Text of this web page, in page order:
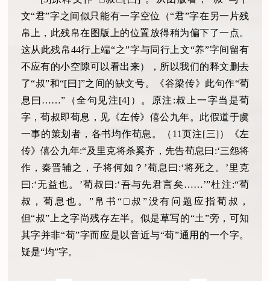
文“君”字之间似只能有一字空位（“君”字在另一片残
帛上，此残帛在图版上的位置放得稍为偏下了一点。
这从此残帛44行上端“之”字与同行上文“养”字间留有
不应有的小空隙可以看出来），所以我们的释文删去
了“叔”和“[曰]”之间的缺文号。《谷梁传》此句作“荀
息曰……”（全句见注[4]）。原注:叔上一字当是荀
字，荀叔即荀息，见《左传》僖公九年。此假道于虞
一事的策划者，各书均作荀息。（11页注[三]）《左
传》僖公九年:“及里克将杀奚齐，先告荀息曰:‘三怨将
作，秦晋辅之，子将何如？’荀息曰:‘将死之。’里克
曰:‘无益也。’荀叔曰:‘吾与先君言矣……’”杜注:“荀
叔，荀息也。”帛书“□叔”没有问题应指荀叔，
但“叔”上之字尚残存左半。似是草写的“土”旁，可知
其字并非“荀”字而应是以音近与“荀”通用的一个字。
疑是“均”字。